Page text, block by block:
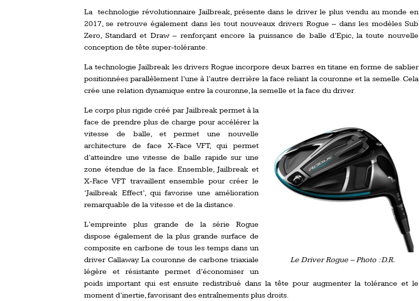
La technologie révolutionnaire Jailbreak, présente dans le driver le plus vendu au monde en
2017, se retrouve également dans les tout nouveaux drivers Rogue – dans les modèles Sub
Zero, Standard et Draw – renforçant encore la puissance de balle d’Epic, la toute nouvelle
conception de tête super-tolérante.
La technologie Jailbreak les drivers Rogue incorpore deux barres en titane en forme de sablier
positionnées parallèlement l’une à l’autre derrière la face reliant la couronne et la semelle. Cela
crée une relation dynamique entre la couronne, la semelle et la face du driver.
Le Driver Rogue – Photo : D.R.
Le corps plus rigide créé par Jailbreak permet à la
face de prendre plus de charge pour accélérer la
vitesse de balle, et permet une nouvelle
architecture de face X-Face VFT, qui permet
d’atteindre une vitesse de balle rapide sur une
zone étendue de la face. Ensemble, Jailbreak et
X-Face VFT travaillent ensemble pour créer le
‘Jailbreak Effect’, qui favorise une amélioration
remarquable de la vitesse et de la distance.
L’empreinte plus grande de la série Rogue
dispose également de la plus grande surface de
composite en carbone de tous les temps dans un
driver Callaway. La couronne de carbone triaxiale
légère et résistante permet d’économiser un
poids important qui est ensuite redistribué dans la tête pour augmenter la tolérance et le
moment d’inertie, favorisant des entraînements plus droits.